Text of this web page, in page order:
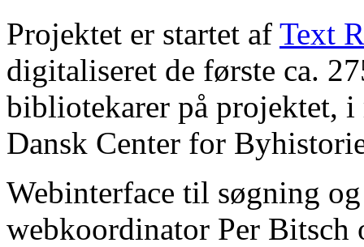
Projektet er startet af Text
digitaliseret de første ca.
bibliotekarer på projektet, i
Dansk Center for
Webinterface til søgning
webkoordinator Per Bitsch